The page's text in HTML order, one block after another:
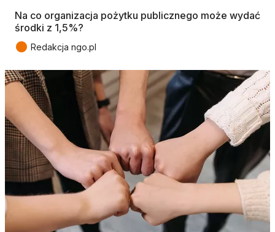
Na co organizacja pożytku publicznego może wydać
środki z 1,5%?
● Redakcja ngo.pl